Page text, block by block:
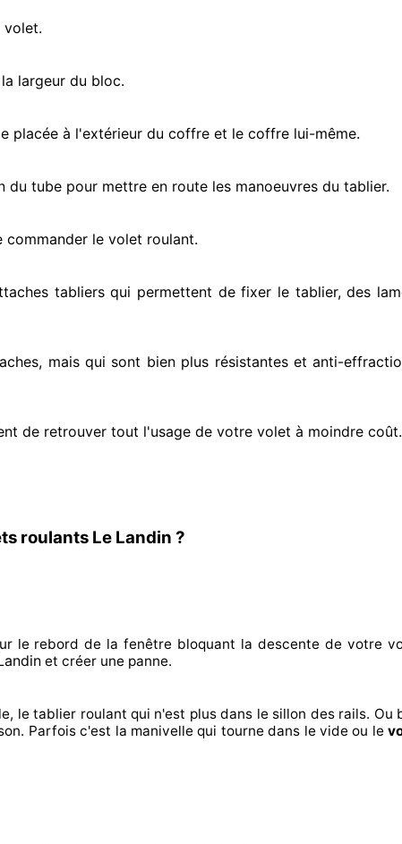
volet.
largeur du bloc.
placée à l'extérieur du coffre et le coffre lui-même.
du tube pour mettre en route les manoeuvres du tablier.
commander le volet roulant.
tabliers qui permettent de fixer le tablier, des
mais qui sont bien plus résistanteset anti-
de retrouver tout l'usage de votre volet à moindre coût.
roulants Le Landin ?
le rebord de la fenêtre bloquant la descente de votre
et créer une panne.
le tablier roulant qui n'est plus dans le sillon des rails. Ou
Parfoisc'est la manivelle qui tourne dans le vide ou le